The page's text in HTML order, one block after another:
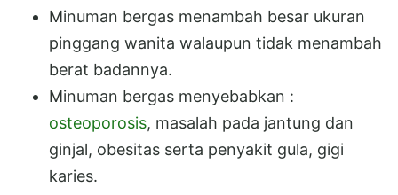
Minuman bergas menambah besar ukuran
pinggang wanita walaupun tidak menambah
berat badannya.
Minuman bergas menyebabkan :
osteoporosis, masalah pada jantung dan
ginjal, obesitas serta penyakit gula, gigi
karies.